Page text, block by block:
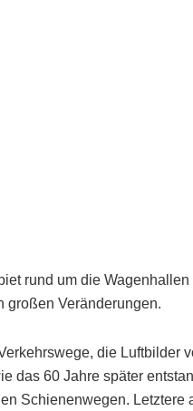
rund um die
großen Veränderungen.
die Luftbilder
das 60 Jahre später
Schienenwegen. Letztere